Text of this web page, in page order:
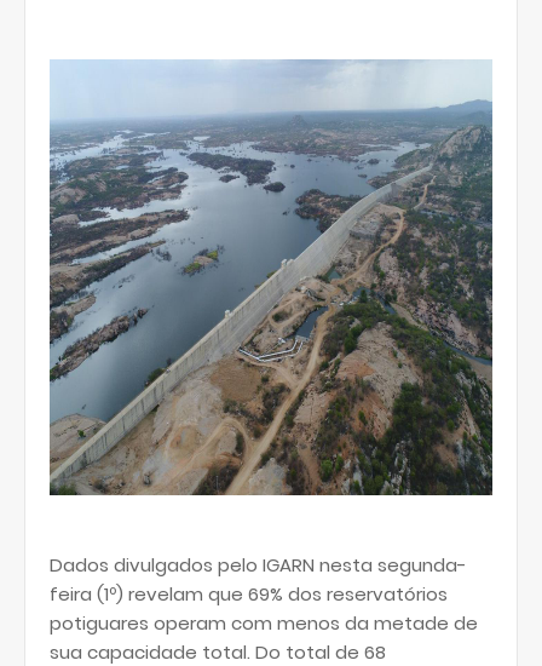
Dados divulgados pelo IGARN nesta segunda-
feira (1º) revelam que 69% dos reservatórios
potiguares operam com menos da metade de
sua capacidade total. Do total de 68